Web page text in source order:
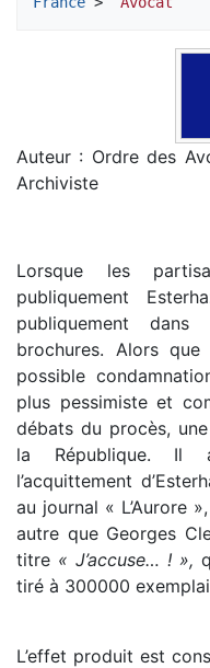
Auteur : Ordre des
Archiviste
Lorsque les
publiquement
publiquement
brochures. Alors
possible
plus pessimiste et
débats du procès,
la République. Il
l’acquittement
au journal « L’Aurore
autre que Georges
titre « J’accuse… ! »,
tiré à 300000
L’effet produit est